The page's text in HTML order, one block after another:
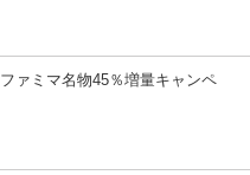
ァミマ名物45％増量キャンペ